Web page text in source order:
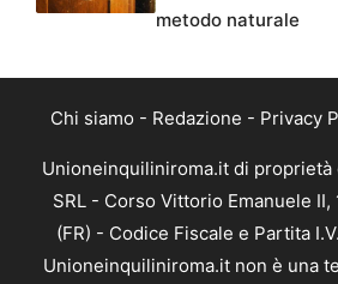
metodo naturale
Chi siamo - Redazione - Privacy
Unioneinquiliniroma.it di proprietà
SRL - Corso Vittorio Emanuele II,
(FR) - Codice Fiscale e Partita
Unioneinquiliniroma.it non è una